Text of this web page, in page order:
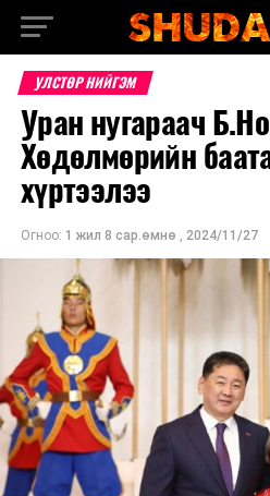
УЛСТӨР НИЙГЭМ
Уран нугараач
Хөдөлмөрийн
хүртээлээ
Огноо: 1 жил 8 сар.өмнө , 2024/11/27